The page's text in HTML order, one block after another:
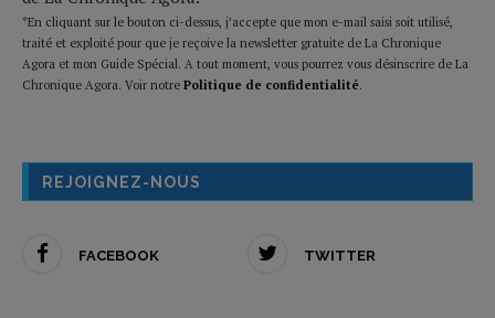
*En cliquant sur le bouton ci-dessus, j’accepte que mon e-mail saisi soit utilisé,
traité et exploité pour que je reçoive la newsletter gratuite de La Chronique
Agora et mon Guide Spécial. A tout moment, vous pourrez vous désinscrire de La
Chronique Agora. Voir notre Politique de confidentialité.
REJOIGNEZ-NOUS
FACEBOOK TWITTER